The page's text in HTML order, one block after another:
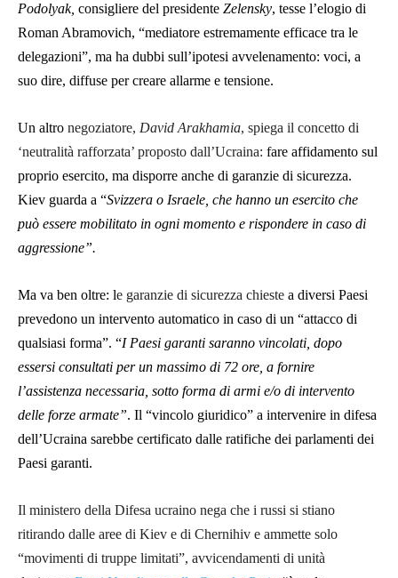
Podolyak, consigliere del presidente Zelensky, tesse l’elogio di
Roman Abramovich, “mediatore estremamente efficace tra le
delegazioni”, ma ha dubbi sull’ipotesi avvelenamento: voci, a
suo dire, diffuse per creare allarme e tensione.
Un altro negoziatore, David Arakhamia, spiega il concetto di
‘neutralità rafforzata’ proposto dall’Ucraina: fare affidamento sul
proprio esercito, ma disporre anche di garanzie di sicurezza.
Kiev guarda a “Svizzera o Israele, che hanno un esercito che
può essere mobilitato in ogni momento e rispondere in caso di
aggressione”.
Ma va ben oltre: le garanzie di sicurezza chieste a diversi Paesi
prevedono un intervento automatico in caso di un “attacco di
qualsiasi forma”. “I Paesi garanti saranno vincolati, dopo
essersi consultati per un massimo di 72 ore, a fornire
l’assistenza necessaria, sotto forma di armi e/o di intervento
delle forze armate”. Il “vincolo giuridico” a intervenire in difesa
dell’Ucraina sarebbe certificato dalle ratifiche dei parlamenti dei
Paesi garanti.
Il ministero della Difesa ucraino nega che i russi si stiano
ritirando dalle aree di Kiev e di Chernihiv e ammette solo
“movimenti di truppe limitati”, avvicendamenti di unità